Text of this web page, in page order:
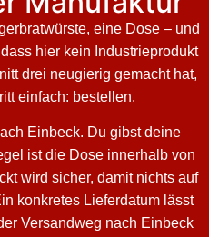
eine Dose – und
hier kein Industrieprodukt
drei neugierig gemacht hat,
einfach: bestellen.
Einbeck. Du gibst deine
ist die Dose innerhalb von
wird sicher, damit nichts auf
konkretes Lieferdatum lässt
Versandweg nach Einbeck